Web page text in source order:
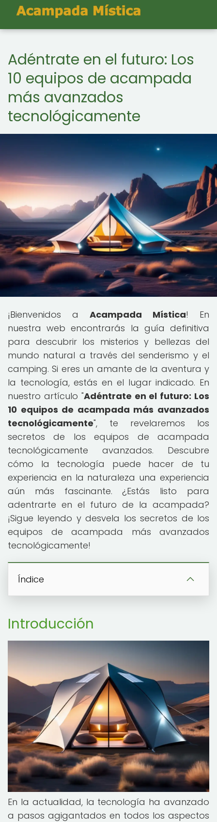
Adéntrate en el futuro: Los
10 equipos de acampada
más avanzados
tecnológicamente
¡Bienvenidos a Acampada Mística! En
nuestra web encontrarás la guía definitiva
para descubrir los misterios y bellezas del
mundo natural a través del senderismo y el
camping. Si eres un amante de la aventura y
la tecnología, estás en el lugar indicado. En
nuestro artículo "Adéntrate en el futuro: Los
10 equipos de acampada más avanzados
tecnológicamente", te revelaremos los
secretos de los equipos de acampada
tecnológicamente avanzados. Descubre
cómo la tecnología puede hacer de tu
experiencia en la naturaleza una experiencia
aún más fascinante. ¿Estás listo para
adentrarte en el futuro de la acampada?
¡Sigue leyendo y desvela los secretos de los
equipos de acampada más avanzados
tecnológicamente!
Índice
Introducción
En la actualidad, la tecnología ha avanzado
a pasos agigantados en todos los aspectos